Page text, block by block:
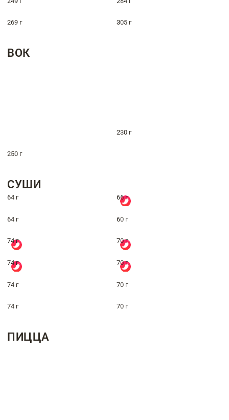
269 г 305 г
ВОК
230 г
250 г
СУШИ
64 г 66 г
64 г 60 г
74 г 70 г
74 г 70 г
74 г 70 г
74 г 70 г
ПИЦЦА